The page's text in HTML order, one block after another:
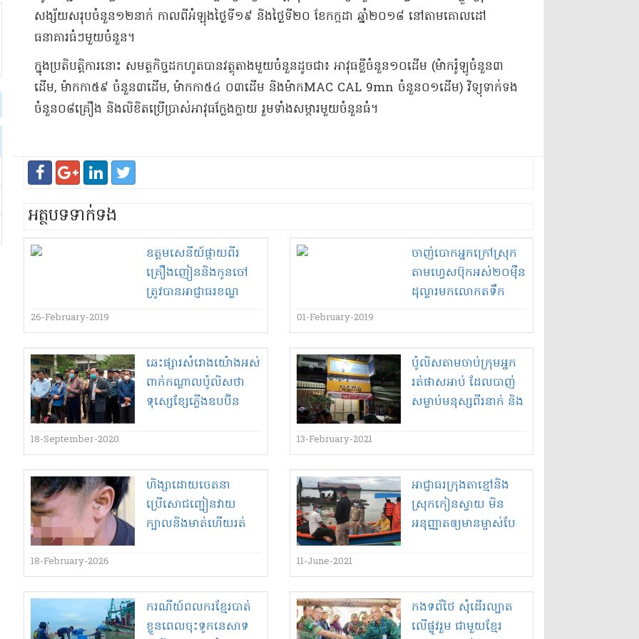
សង្ស័យ​សរុប​ចំនួន​១២​នាក់ កាលពី​អំឡុង​ថ្ងៃទី​១៩ និង​ថ្ងៃទី​២០ ខែកក្កដា ឆ្នាំ​២០១៨ នៅតាម​គោលដៅ
ធនាគារ​ធំៗ​មួយចំនួន​។​
​ក្នុង​ប្រតិបត្តិការ​នោះ សមត្ថកិច្ច​ដកហូត​បា​ន​វត្ថុតាង​មួយចំនួន​ដូចជា​៖ អាវុធខ្លី​ចំនួន​១០​ដើម (​ម៉ាក​រ៉ូឡូ​ចំនួន​៣​
ដើម​, ម៉ាក​កា​៥៩ ចំនួន​៣​ដើម​, ម៉ាក​កា​៥៤ ០៣​ដើម និង​ម៉ាក​MAC CAL 9mn ចំនួន​០១​ដើម​) វិទ្យុទាក់ទង
ចំនួន​០៨​គ្រឿង និង​លិខិត​ប្រើប្រាស់​អាវុធ​ក្លែងក្លាយ រួមទាំង​សម្ភារ​មួយចំនួនធំ​។​
អត្ថបទទាក់ទង
ឧ​ត្ត​ម​សេនីយ៍​ផ្កាយ​ពីរ​
គ្រឿងញៀន​និង​កូនចៅ​
ត្រូវបាន​អាជ្ញាធរ​ខណ្ឌ
ចេញ​ប្រតិបត្តិ​ការណ៍​មិន​
សហការ​ជាមួយ​មូលដ្ឋាន​!
26-February-2019
ចាញ់បោក​អ្នក​ក្រៅ​ស្រុក​
តាម​ហ្វេ​ស​ប៊ុ​ក​អស់​២០​ម៉ឺន​
ដុល្លារ​មក​លោ​កត​ទឹក​
ទៀត​
01-February-2019
ឆេះ​ផ្សារ​សំរោង​យ៉ោ​ង​អស់​
ពាក់កណ្តាល​ប៉ូលិស​ថា​
ទុស្សេ​ខ្សែភ្លើង​ឧ​ប​ប៊ិន​
18-September-2020
ប៉ូលិស​តាម​ចាប់​ក្រុម​អ្នក
រត់​ផាស​អាប់ ដែល​បាញ់
សម្លាប់​មនុស្ស​ពីរ​នាក់ និង​
13-February-2021
ហិង្សាដោយចេតនា
ប្រើសោជញ្ជៀនវាយ
ក្បាលនិងមាត់ហើយរត់
18-February-2026
អាជ្ញាធរ​ក្រុង​តាខ្មៅ​និង​
ស្រុក​កៀនស្វាយ មិន​
អនុញ្ញាត​ឲ្យ​មាន​ម្ចាស់​បែ​
ខ្លួន​ឡើយ
11-June-2021
ករណីយ៍ពលករខ្មែរបាត់
ខ្លួនពេលចុះទូកនេសាទ
កង​ទ​ព័​ថៃ សុំ​ដើរល្បាត​
លើផ្លូវ​រួម ជាមួយ​ខ្មែរ​